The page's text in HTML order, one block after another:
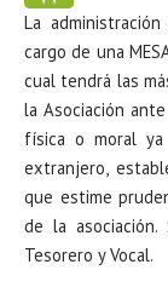
La
cargo de una
cual tendrá las
la Asociación
física o moral
extranjero,
que estime
de la asociación.
Tesorero y Vocal.